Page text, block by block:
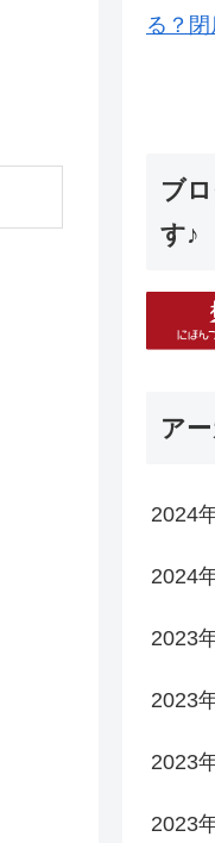
る？閉
ブ
す♪
ア
2024
2024
2023
2023
2023
2023